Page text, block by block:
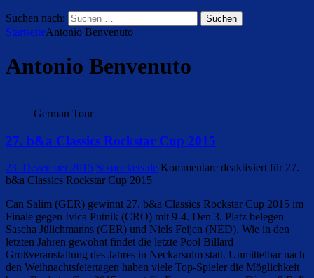
Suchen nach:
StartseiteAntonio Benvenuto
Antonio Benvenuto
German Tour
27. b&a Classics Rockstar Cup 2015
23. Dezember 2015 Sixpockets.de Kommentare deaktiviert für 27.
b&a Classics Rockstar Cup 2015
Can Salim (GER) gewinnt 27. b&a Classics Rockstar Cup 2015 im
Finale gegen Ivica Putnik (CRO) mit 9-4. Den 3. Platz belegen
Sascha Jülichmanns (GER) und Niels Feijen (NED). Wie in den
letzten Jahren gewohnt findet die letzte Pool Billard
Großveranstaltung des Jahres in Neckarsulm statt. Unmittelbar nach
den Weihnachtsfeiertagen haben viele Top-Spieler die Möglichkeit